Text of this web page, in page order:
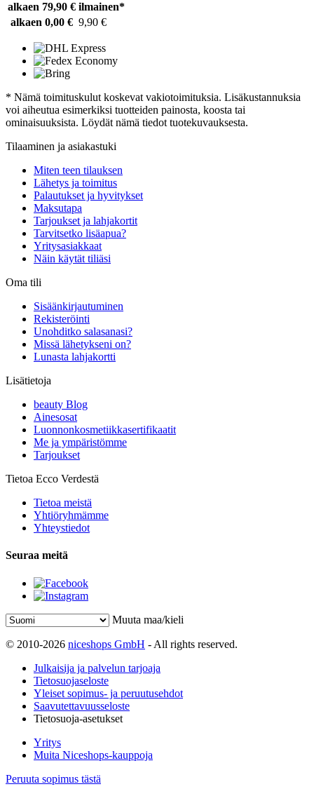
alkaen 79,90 € ilmainen*
alkaen 0,00 € 9,90 €
* Nämä toimituskulut koskevat vakiotoimituksia. Lisäkustannuksia
voi aiheutua esimerkiksi tuotteiden painosta, koosta tai
ominaisuuksista. Löydät nämä tiedot tuotekuvauksesta.
Tilaaminen ja asiakastuki
Miten teen tilauksen
Lähetys ja toimitus
Palautukset ja hyvitykset
Maksutapa
Tarjoukset ja lahjakortit
Tarvitsetko lisäapua?
Yritysasiakkaat
Näin käytät tiliäsi
Oma tili
Sisäänkirjautuminen
Rekisteröinti
Unohditko salasanasi?
Missä lähetykseni on?
Lunasta lahjakortti
Lisätietoja
beauty Blog
Ainesosat
Luonnonkosmetiikkasertifikaatit
Me ja ympäristömme
Tarjoukset
Tietoa Ecco Verdestä
Tietoa meistä
Yhtiöryhmämme
Yhteystiedot
Seuraa meitä
Muuta maa/kieli
© 2010-2026 niceshops GmbH - All rights reserved.
Julkaisija ja palvelun tarjoaja
Tietosuojaseloste
Yleiset sopimus- ja peruutusehdot
Saavutettavuusseloste
Tietosuoja-asetukset
Yritys
Muita Niceshops-kauppoja
Peruuta sopimus tästä